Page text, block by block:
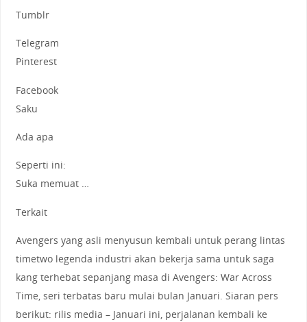
Tumblr
Telegram
Pinterest
Facebook
Saku
Ada apa
Seperti ini:
Suka memuat …
Terkait
Avengers yang asli menyusun kembali untuk perang lintas
timetwo legenda industri akan bekerja sama untuk saga
kang terhebat sepanjang masa di Avengers: War Across
Time, seri terbatas baru mulai bulan Januari. Siaran pers
berikut: rilis media – Januari ini, perjalanan kembali ke